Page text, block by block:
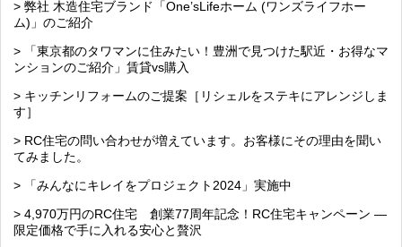
> 弊社 木造住宅ブランド「One’sLifeホーム (ワンズライフホー
ム)」のご紹介
> 「東京都のタワマンに住みたい！豊洲で見つけた駅近・お得なマ
ンションのご紹介」賃貸vs購入
> キッチンリフォームのご提案［リシェルをステキにアレンジしま
す］
> RC住宅の問い合わせが増えています。お客様にその理由を聞い
てみました。
> 「みんなにキレイをプロジェクト2024」実施中
> 4,970万円のRC住宅 創業77周年記念！RC住宅キャンペーン ―
限定価格で手に入れる安心と贅沢